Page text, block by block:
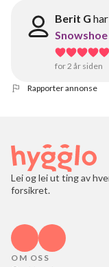
Berit G
Snowshoe
for 2 år siden
Rapporter annonse
Lei og lei ut ting av
forsikret.
OM OSS